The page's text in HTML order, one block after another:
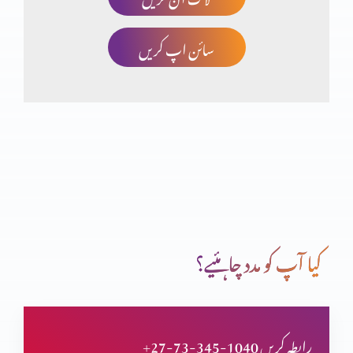
چھوٹا کون اور بڑا کون؟
خداوند شفقت میں غنی
سائن اپ کریں
کیا آپ کو مدد چاہئیے؟
+27-73-345-1040 رابطہ کریں